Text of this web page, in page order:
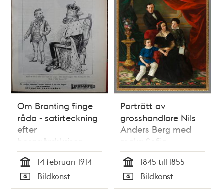
Om Branting finge
råda - satirteckning
efter
borggårdskrisen
Tid
14 februari 1914
Bildkonst
Porträtt av
grosshandlare Nils
Anders Berg med
maka Sofia
Petronella Unonius
och sönerna Emil
och Nils.
Tid
1845 till 1855
Bildkonst